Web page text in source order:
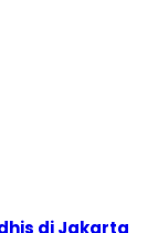
di Jakarta